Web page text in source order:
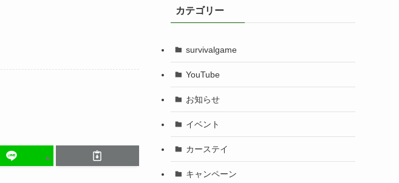
カテゴリー
survivalgame
YouTube
お知らせ
イベント
カーステイ
キャンペーン